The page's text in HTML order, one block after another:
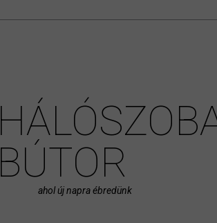
BÚTOR
ahol új napra ébredünk